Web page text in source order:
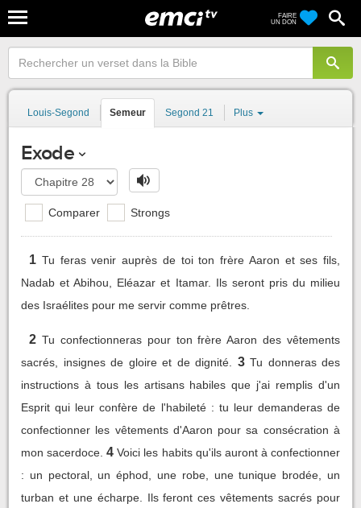
FAIRE
UN DON
Louis-Segond Semeur Segond 21 Plus
Exode
Comparer Strongs
1 Tu feras venir auprès de toi ton frère Aaron et ses fils,
Nadab et Abihou, Eléazar et Itamar. Ils seront pris du milieu
des Israélites pour me servir comme prêtres.
2 Tu confectionneras pour ton frère Aaron des vêtements
sacrés, insignes de gloire et de dignité.
3 Tu donneras des
instructions à tous les artisans habiles que j'ai remplis d'un
Esprit qui leur confère de l'habileté : tu leur demanderas de
confectionner les vêtements d'Aaron pour sa consécration à
mon sacerdoce. 4 Voici les habits qu'ils auront à confectionner
: un pectoral, un éphod, une robe, une tunique brodée, un
turban et une écharpe. Ils feront ces vêtements sacrés pour